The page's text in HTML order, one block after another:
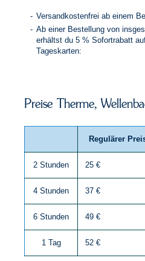
Versandkostenfrei ab einem
Ab einer Bestellung von
erhältst du 5 % Sofortrabatt
Tageskarten:
Preise Therme,
Regulärer
2 Stunden 25 €
4 Stunden 37 €
6 Stunden 49 €
1 Tag 52 €